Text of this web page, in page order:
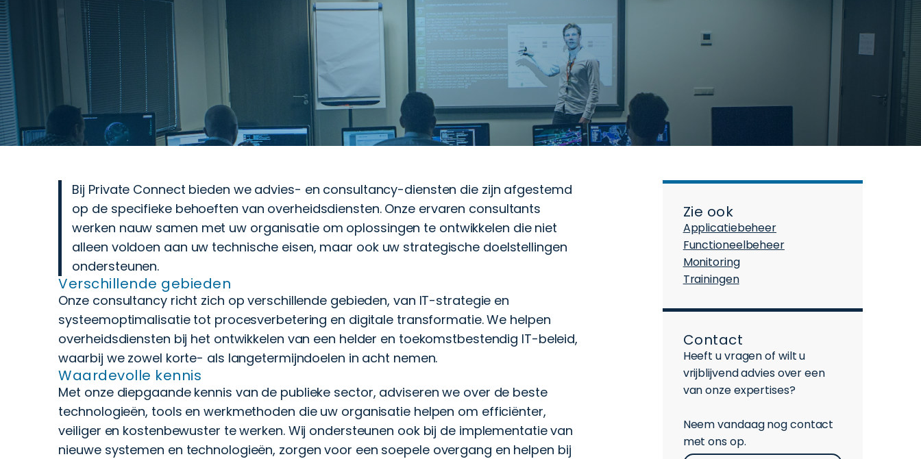
Bij Private Connect bieden we advies- en consultancy-diensten die zijn afgestemd
op de specifieke behoeften van overheidsdiensten. Onze ervaren consultants
werken nauw samen met uw organisatie om oplossingen te ontwikkelen die niet
alleen voldoen aan uw technische eisen, maar ook uw strategische doelstellingen
ondersteunen.
Verschillende gebieden
Onze consultancy richt zich op verschillende gebieden, van IT-strategie en
systeemoptimalisatie tot procesverbetering en digitale transformatie. We helpen
overheidsdiensten bij het ontwikkelen van een helder en toekomstbestendig IT-beleid,
waarbij we zowel korte- als langetermijndoelen in acht nemen.
Waardevolle kennis
Met onze diepgaande kennis van de publieke sector, adviseren we over de beste
technologieën, tools en werkmethoden die uw organisatie helpen om efficiënter,
veiliger en kostenbewuster te werken. Wij ondersteunen ook bij de implementatie van
nieuwe systemen en technologieën, zorgen voor een soepele overgang en helpen bij
Zie ook
Applicatiebeheer
Functioneelbeheer
Monitoring
Trainingen
Contact
Heeft u vragen of wilt u
vrijblijvend advies over een
van onze expertises?
Neem vandaag nog contact
met ons op.